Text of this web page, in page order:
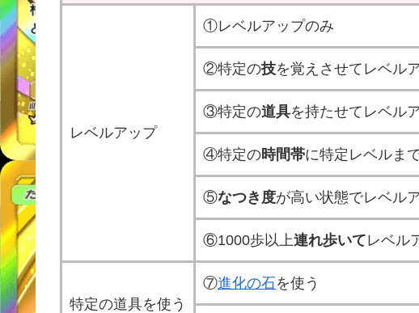
レベルアップ
①レベルアップのみ
②特定の技を覚えさせてレベル
③特定の道具を持たせてレベル
④特定の時間帯に特定レベルま
⑤なつき度が高い状態でレベル
⑥1000歩以上連れ歩いてレベル
特定の道具を使う
⑦進化の石を使う